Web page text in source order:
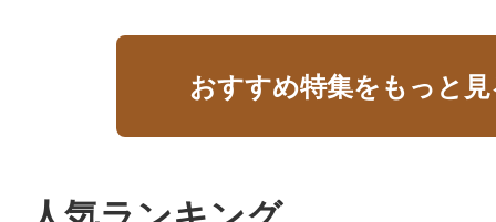
おすすめ特集をもっと